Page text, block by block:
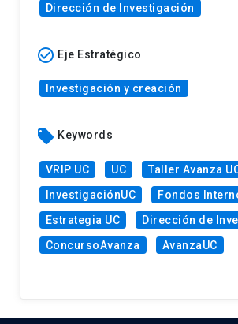
Dirección de Investigación
check_circle_outline Eje Estratégico
Investigación y creación
local_offer Keywords
VRIP UC UC
Taller Avanza
InvestigaciónUC
Fondos
Estrategia UC
Dirección de
ConcursoAvanza
AvanzaUC